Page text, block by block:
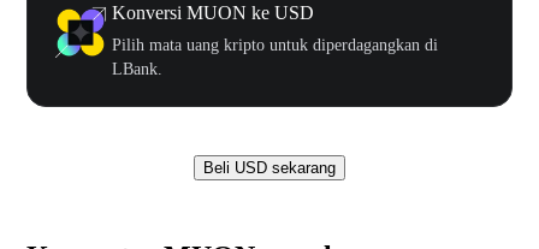
Konversi MUON ke USD
Pilih mata uang kripto untuk diperdagangkan di
LBank.
Beli USD sekarang